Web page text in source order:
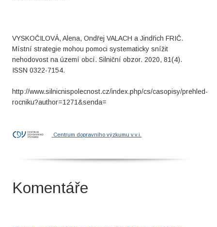
VYSKOČILOVÁ, Alena, Ondřej VALACH a Jindřich FRIČ.
Místní strategie mohou pomoci systematicky snížit
nehodovost na území obcí. Silniční obzor. 2020, 81(4).
ISSN 0322-7154.
http://www.silnicnispolecnost.cz/index.php/cs/casopisy/prehled-
rocniku?author=1271&senda=
Centrum dopravního výzkumu v.v.i.
Komentáře